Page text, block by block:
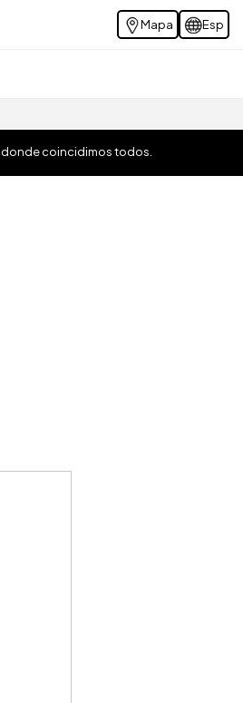
Mapa Esp
donde coincidimos todos.